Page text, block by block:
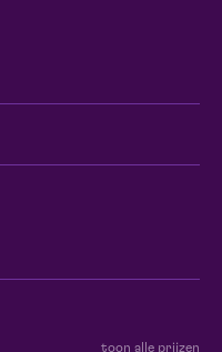
toon alle prijzen